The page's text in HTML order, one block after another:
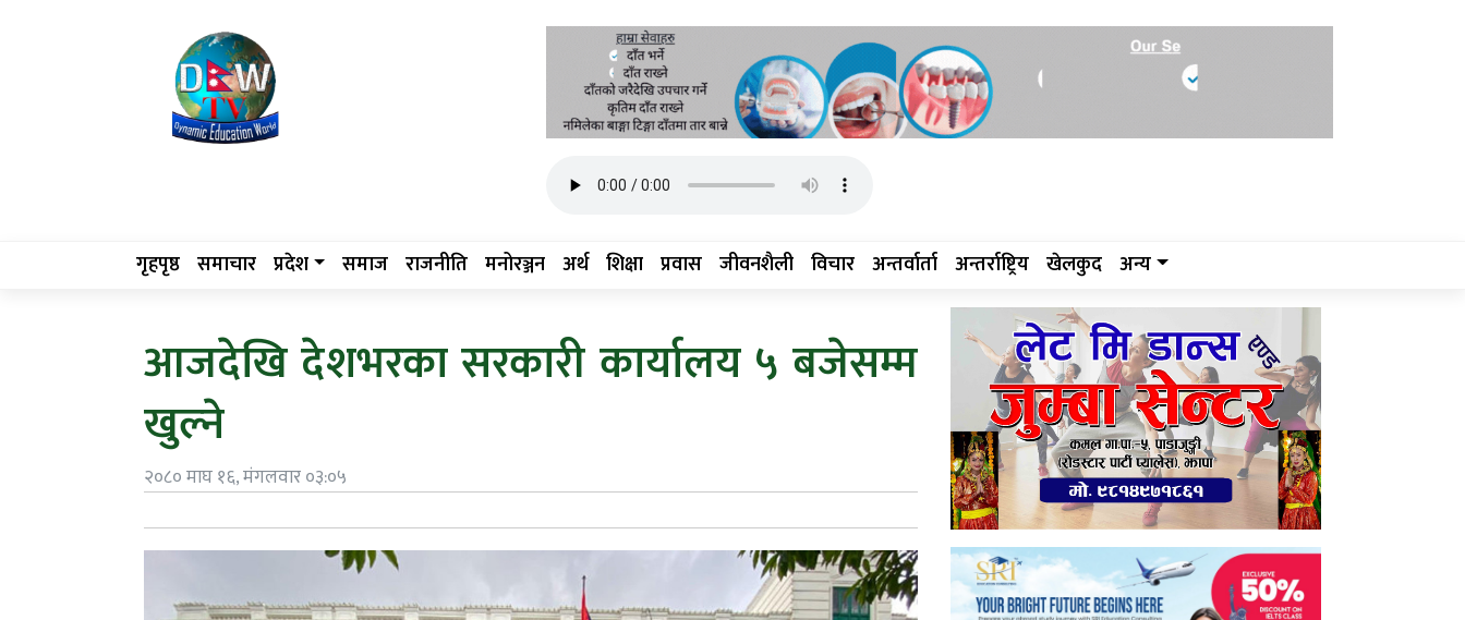
गृहपृष्ठ समाचार प्रदेश समाज राजनीति मनोरञ्जन अर्थ शिक्षा प्रवास जीवनशैली विचार अन्तर्वार्ता अन्तर्राष्ट्रिय खेलकुद अन्य
आजदेखि देशभरका सरकारी कार्यालय ५ बजेसम्म
खुल्ने
२०८० माघ १६, मंगलवार ०३:०५